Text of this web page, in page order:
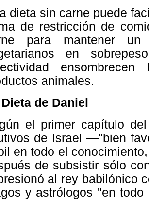
dieta sin carne puede
de restricción de
para mantener
en
animales.
de Daniel
el primer capítulo
de Israel —"bien
en todo el
de subsistir sólo
al rey babilónico
y astrólogos "en